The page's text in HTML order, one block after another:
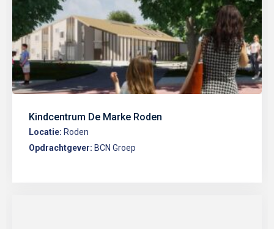
Kindcentrum De Marke Roden
Locatie: Roden
Opdrachtgever: BCN Groep